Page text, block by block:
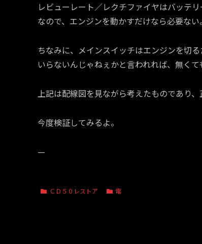
レビューレート／レクチファイヤはバッテ
なので、エンジンを動かすだけなら必要ない。
ちなみに、メインスイッチはエンジンを切る
いらないんじゃねぇかと言われれば、無くて
上記は配線図を見ながら考えたものであり、
今度検証してみるよ。
—
ＣＤ５０レストア 電